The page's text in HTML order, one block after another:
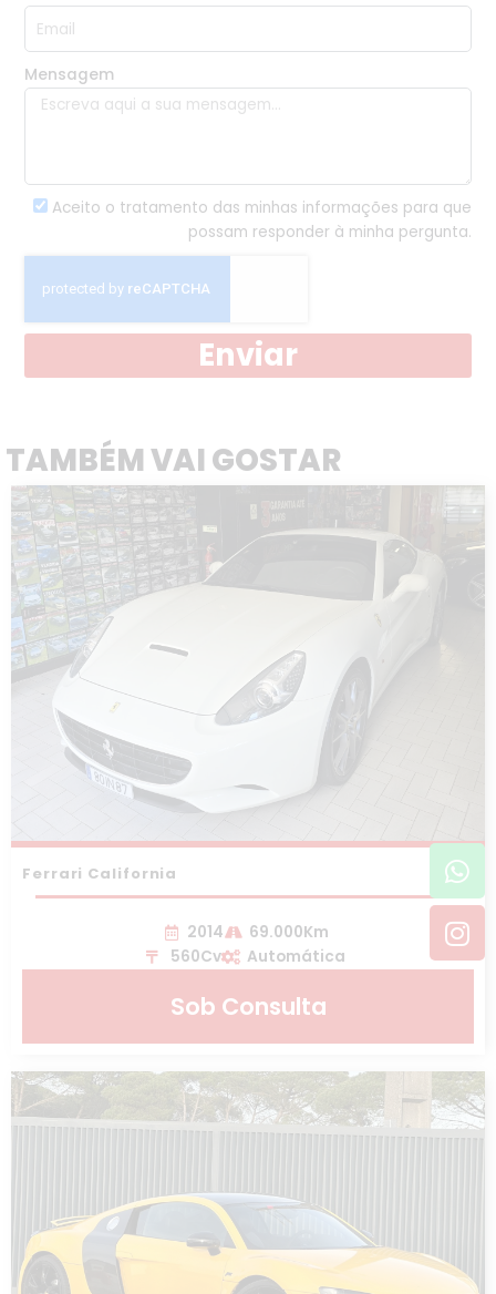
Mensagem
Aceito o tratamento das minhas informações para que
possam responder à minha pergunta.
Enviar
TAMBÉM VAI GOSTAR
Ferrari California
2014
69.000Km
560Cv
Automática
Sob Consulta